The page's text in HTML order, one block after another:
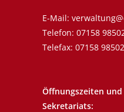
E-Mail:
Telefon: 07158
Telefax: 07158
Öffnungszeiten
Sekretariats: